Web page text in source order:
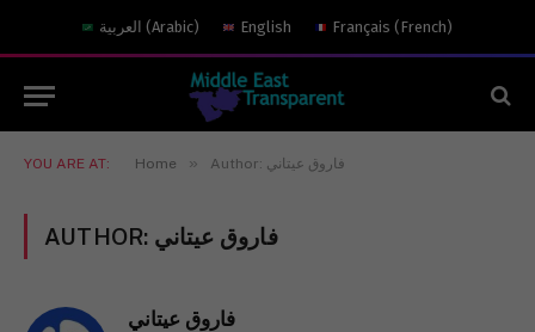
العربية (Arabic) English Français (French)
YOU ARE AT: Home » Author: فاروق عيتاني
AUTHOR: فاروق عيتاني
فاروق عيتاني